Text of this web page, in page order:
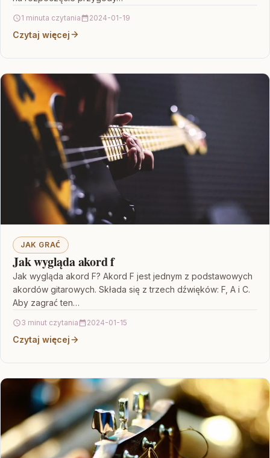
1 minuta czytania 2024-01-19
Czytaj więcej
JAK GRAĆ
Jak wygląda akord f
Jak wygląda akord F? Akord F jest jednym z podstawowych
akordów gitarowych. Składa się z trzech dźwięków: F, A i C.
Aby zagrać ten…
3 minut czytania 2024-01-15
Czytaj więcej